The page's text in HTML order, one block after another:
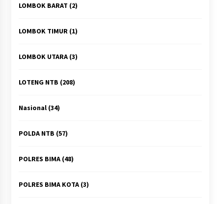
LOMBOK BARAT (2)
LOMBOK TIMUR(1)
LOMBOK UTARA(3)
LOTENG NTB (208)
Nasional(34)
POLDA NTB (57)
POLRES BIMA(48)
POLRES BIMA KOTA(3)